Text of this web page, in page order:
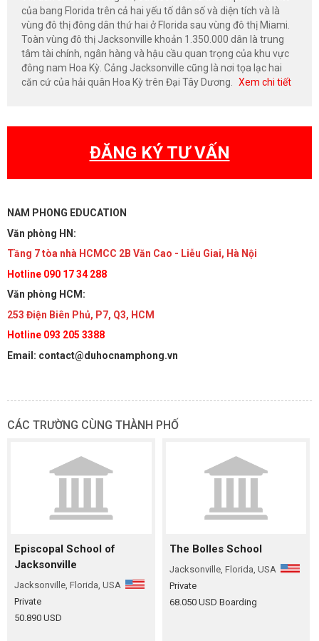
của bang Florida trên cả hai yếu tố dân số và diện tích và là
vùng đô thị đông dân thứ hai ở Florida sau vùng đô thị Miami.
Toàn vùng đô thị Jacksonville khoản 1.350.000 dân là trung
tâm tài chính, ngân hàng và hậu cầu quan trọng của khu vực
đông nam Hoa Kỳ. Cảng Jacksonville cũng là nơi tọa lạc hai
căn cứ của hải quân Hoa Kỳ trên Đại Tây Dương. Xem chi tiết
ĐĂNG KÝ TƯ VẤN
NAM PHONG EDUCATION
Văn phòng HN:
Tầng 7 tòa nhà HCMCC 2B Văn Cao - Liễu Giai, Hà Nội
Hotline 090 17 34 288
Văn phòng HCM:
253 Điện Biên Phủ, P7, Q3, HCM
Hotline 093 205 3388
Email: contact@duhocnamphong.vn
CÁC TRƯỜNG CÙNG THÀNH PHỐ
Episcopal School of
Jacksonville
Jacksonville, Florida, USA
Private
50.890 USD
The Bolles School
Jacksonville, Florida, USA
Private
68.050 USD Boarding